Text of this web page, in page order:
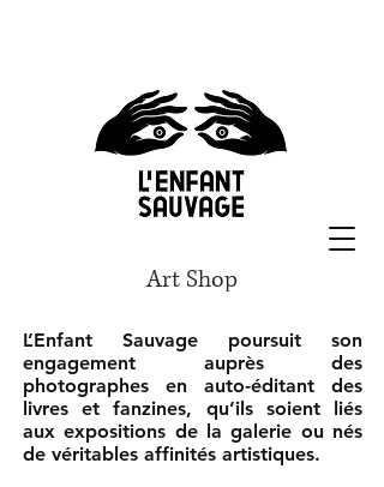
Art Shop
L’Enfant Sauvage poursuit son
engagement auprès des
photographes en auto-éditant des
livres et fanzines, qu’ils soient liés
aux expositions de la galerie ou nés
de véritables affinités artistiques.